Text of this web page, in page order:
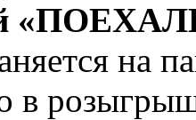
на
в